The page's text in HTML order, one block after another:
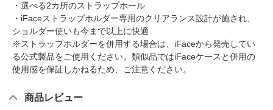
・選べる2カ所のストラップホール
・iFaceストラップホルダー専用のクリアランス設計が施され、
ショルダー使いも今まで以上に快適
※ストラップホルダーを併用する場合は、iFaceから発売してい
る公式製品をご使用ください。類似品ではiFaceケースと併用の
使用感を保証しかねるため、ご注意ください。
商品レビュー